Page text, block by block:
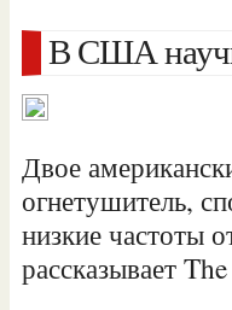
В США
Двое
огнетушитель,
низкие частоты
рассказывает